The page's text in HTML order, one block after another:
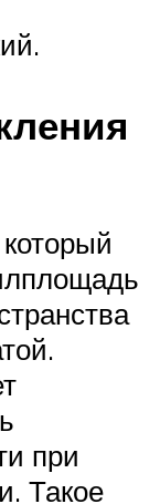
при
Такое